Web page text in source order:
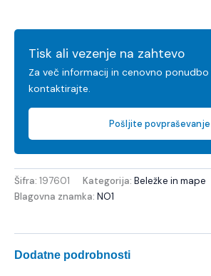
Tisk ali vezenje na zahtevo
Za več informacij in cenovno ponudbo
kontaktirajte.
Pošljite povpraševanje
Šifra: 197601 Kategorija: Beležke in mape
Blagovna znamka: NO1
Dodatne podrobnosti